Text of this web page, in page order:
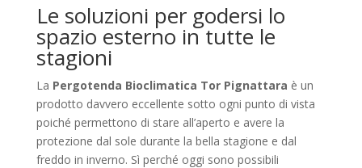
Le soluzioni per godersi lo
spazio esterno in tutte le
stagioni
La Pergotenda Bioclimatica Tor Pignattara è un
prodotto davvero eccellente sotto ogni punto di vista
poiché permettono di stare all’aperto e avere la
protezione dal sole durante la bella stagione e dal
freddo in inverno. Sì perché oggi sono possibili